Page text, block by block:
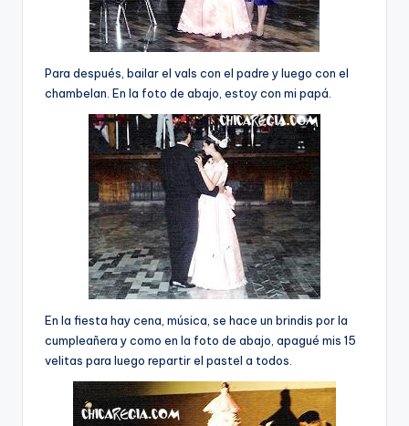
Para después, bailar el vals con el padre y luego con el
chambelan. En la foto de abajo, estoy con mi papá.
En la fiesta hay cena, música, se hace un brindis por la
cumpleañera y como en la foto de abajo, apagué mis 15
velitas para luego repartir el pastel a todos.